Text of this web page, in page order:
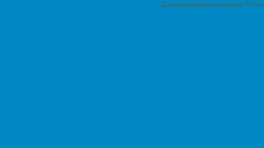
Создание интернет-магазина